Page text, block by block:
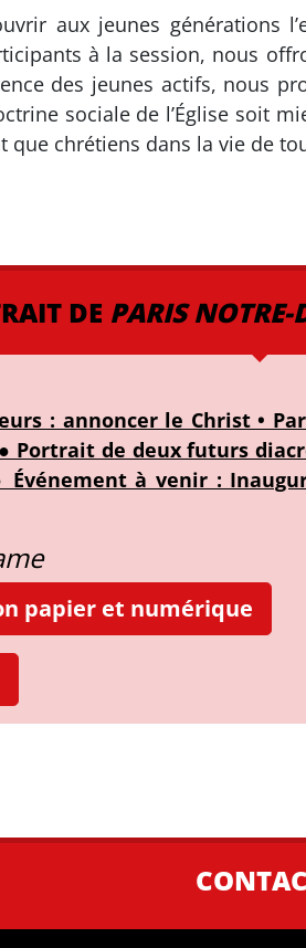
aux jeunes générations
à la session, nous
des jeunes actifs, nous
sociale de l’Église soit
chrétiens dans la vie de
DE PARIS NOTRE-
: annoncer le Christ •
Portrait de deux futurs
à venir :
papier et numérique